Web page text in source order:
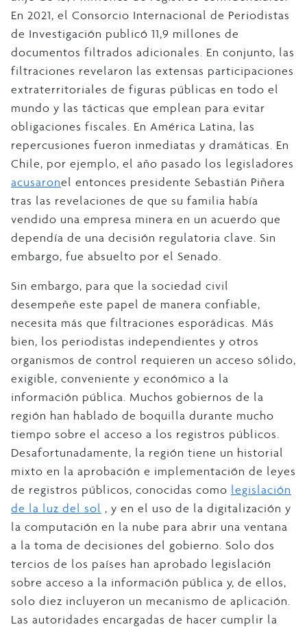
En 2021, el Consorcio Internacional de Periodistas
de Investigación publicó 11,9 millones de
documentos filtrados adicionales. En conjunto, las
filtraciones revelaron las extensas participaciones
extraterritoriales de figuras públicas en todo el
mundo y las tácticas que emplean para evitar
obligaciones fiscales. En América Latina, las
repercusiones fueron inmediatas y dramáticas. En
Chile, por ejemplo, el año pasado los legisladores
acusaronel entonces presidente Sebastián Piñera
tras las revelaciones de que su familia había
vendido una empresa minera en un acuerdo que
dependía de una decisión regulatoria clave. Sin
embargo, fue absuelto por el Senado.
Sin embargo, para que la sociedad civil
desempeñe este papel de manera confiable,
necesita más que filtraciones esporádicas. Más
bien, los periodistas independientes y otros
organismos de control requieren un acceso sólido,
exigible, conveniente y económico a la
información pública. Muchos gobiernos de la
región han hablado de boquilla durante mucho
tiempo sobre el acceso a los registros públicos.
Desafortunadamente, la región tiene un historial
mixto en la aprobación e implementación de leyes
de registros públicos, conocidas como legislación
de la luz del sol , y en el uso de la digitalización y
la computación en la nube para abrir una ventana
a la toma de decisiones del gobierno. Solo dos
tercios de los países han aprobado legislación
sobre acceso a la información pública y, de ellos,
solo diez incluyeron un mecanismo de aplicación.
Las autoridades encargadas de hacer cumplir la